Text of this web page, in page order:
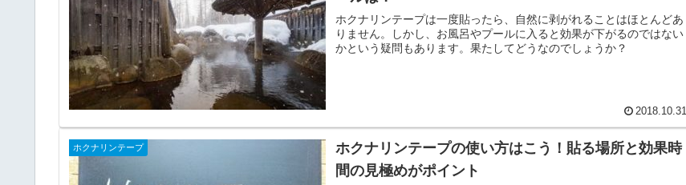
ホクナリンテープは一度貼ったら、自然に剥がれることはほとんどあ
りません。しかし、お風呂やプールに入ると効果が下がるのではない
かという疑問もあります。果たしてどうなのでしょうか？
2018.10.31
ホクナリンテープ
ホクナリンテープの使い方はこう！貼る場所と効果時
間の見極めがポイント